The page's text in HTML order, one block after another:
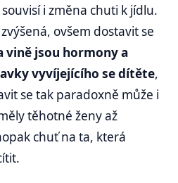
i změna chuti k jídlu.
ovšem dostavit se
vině jsou hormony a
vyvíjejícího se dítěte,
se tak paradoxně může i
těhotné ženy až
chuť na ta, která